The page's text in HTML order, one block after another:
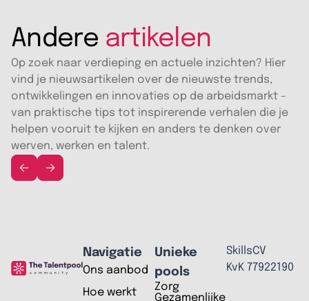
Andere artikelen
Op zoek naar verdieping en actuele inzichten? Hier
vind je nieuwsartikelen over de nieuwste trends,
ontwikkelingen en innovaties op de arbeidsmarkt –
van praktische tips tot inspirerende verhalen die je
helpen vooruit te kijken en anders te denken over
werven, werken en talent.
Navigatie
Ons aanbod
Hoe werkt
Unieke
pools
Zorg
Gezamenlijke
SkillsCV
KvK 77922190